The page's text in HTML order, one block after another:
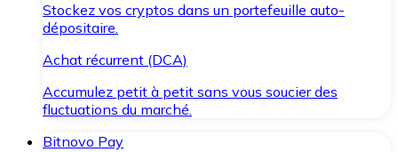
Stockez vos cryptos dans un portefeuille auto-
dépositaire.
Achat récurrent (DCA)
Accumulez petit à petit sans vous soucier des
fluctuations du marché.
Bitnovo Pay